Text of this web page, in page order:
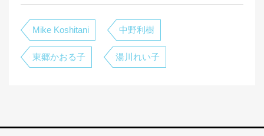
Mike Koshitani 中野利樹
東郷かおる子 湯川れい子